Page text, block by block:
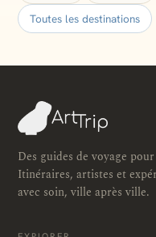
Toutes les destinations
Des guides de voyage
Itinéraires, artistes et
avec soin, ville après ville.